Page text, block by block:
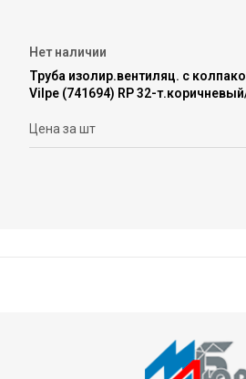
Нет наличии
Труба изолир.вентиляц. с
Vilpe (741694) RP 32-
Цена за шт